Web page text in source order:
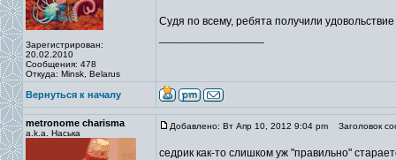
Зарегистрирован:
20.02.2010
Сообщения: 478
Откуда: Minsk, Belarus
Судя по всему, ребята получили
Вернуться к началу
metronome charisma
a.k.a. Наська
Добавлено: Вт Апр 10, 2012 9:04 pm Заголовок
седрик как-то слишком уж "правильно"